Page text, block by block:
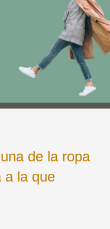
BLOG
de la ropa
a la que